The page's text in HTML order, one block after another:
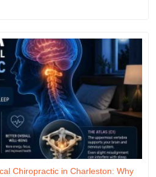
Chiropractic in Charleston: Why